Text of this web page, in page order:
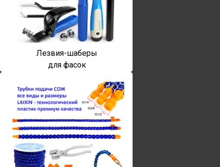
Лезвия-шаберы
для фасок